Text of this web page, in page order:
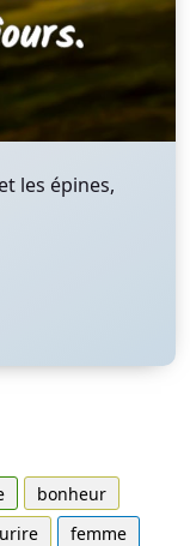
les épines,
bonheur
femme